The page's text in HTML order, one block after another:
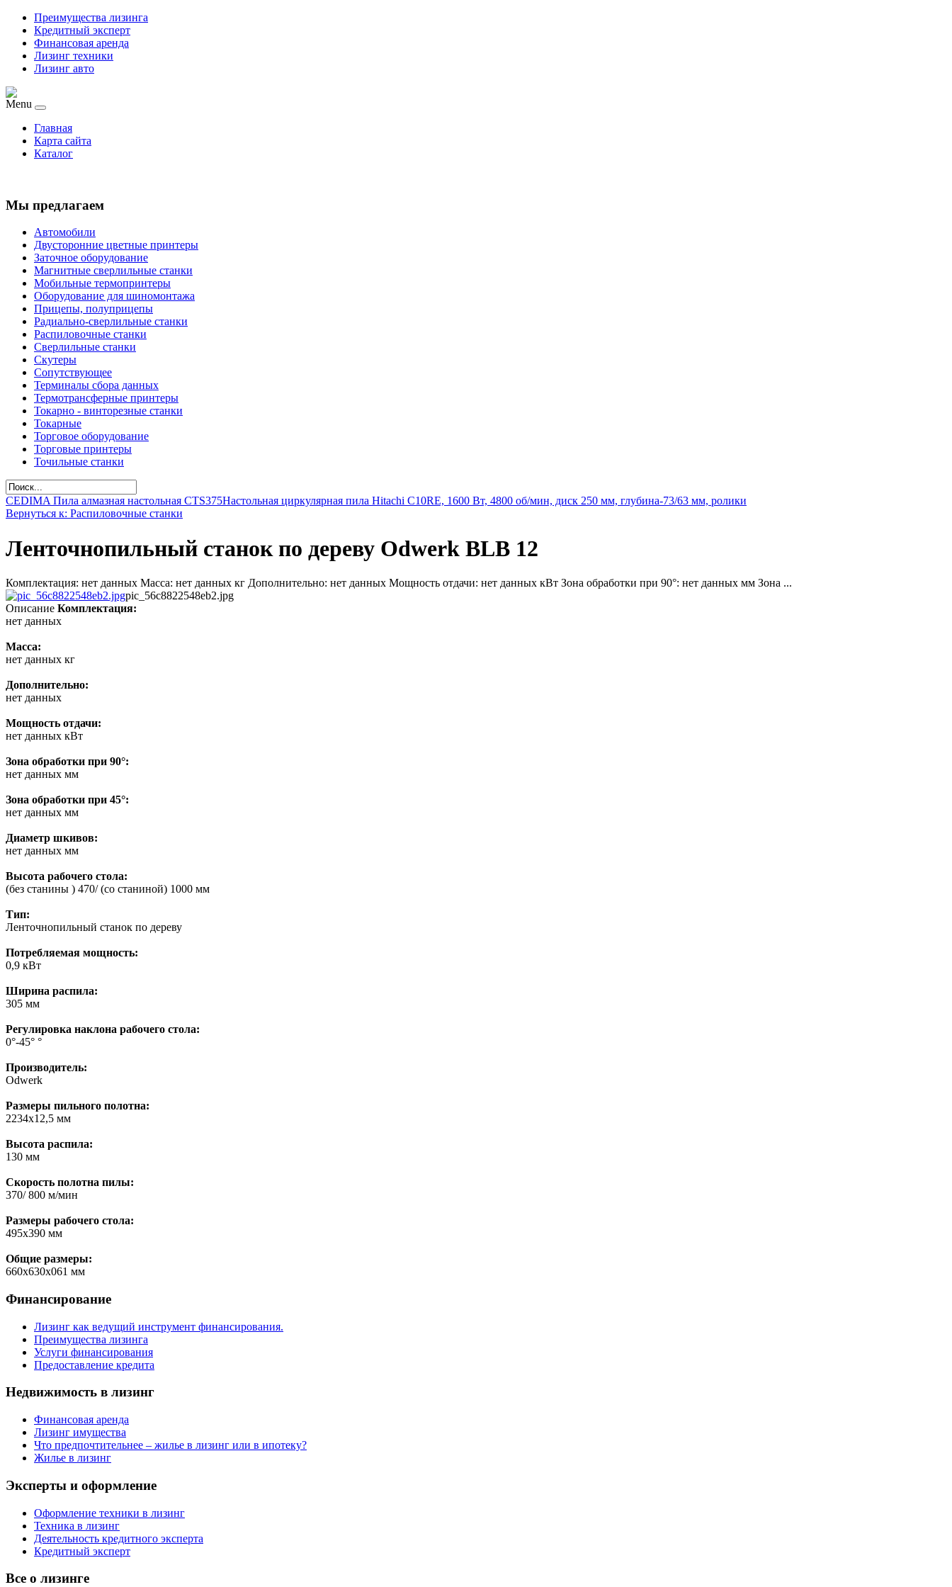
Преимущества лизинга
Кредитный эксперт
Финансовая аренда
Лизинг техники
Лизинг авто
Menu
Главная
Карта сайта
Каталог
Мы предлагаем
Автомобили
Двусторонние цветные принтеры
Заточное оборудование
Магнитные сверлильные станки
Мобильные термопринтеры
Оборудование для шиномонтажа
Прицепы, полуприцепы
Радиально-сверлильные станки
Распиловочные станки
Сверлильные станки
Скутеры
Сопутствующее
Терминалы сбора данных
Термотрансферные принтеры
Токарно - винторезные станки
Токарные
Торговое оборудование
Торговые принтеры
Точильные станки
CEDIMA Пила алмазная настольная CTS375Настольная циркулярная пила Hitachi C10RE, 1600 Вт, 4800 об/мин, диск 250 мм, глубина-73/63 мм, ролики
Вернуться к: Распиловочные станки
Ленточнопильный станок по дереву Odwerk BLB 12
Комплектация: нет данных Масса: нет данных кг Дополнительно: нет данных Мощность отдачи: нет данных кВт Зона обработки при 90°: нет данных мм Зона ...
pic_56c8822548eb2.jpg
Описание Комплектация:
нет данных
Масса:
нет данных кг
Дополнительно:
нет данных
Мощность отдачи:
нет данных кВт
Зона обработки при 90°:
нет данных мм
Зона обработки при 45°:
нет данных мм
Диаметр шкивов:
нет данных мм
Высота рабочего стола:
(без станины ) 470/ (со станиной) 1000 мм
Тип:
Ленточнопильный станок по дереву
Потребляемая мощность:
0,9 кВт
Ширина распила:
305 мм
Регулировка наклона рабочего стола:
0°-45° °
Производитель:
Odwerk
Размеры пильного полотна:
2234х12,5 мм
Высота распила:
130 мм
Скорость полотна пилы:
370/ 800 м/мин
Размеры рабочего стола:
495х390 мм
Общие размеры:
660х630х061 мм
Финансирование
Лизинг как ведущий инструмент финансирования.
Преимущества лизинга
Услуги финансирования
Предоставление кредита
Недвижимость в лизинг
Финансовая аренда
Лизинг имущества
Что предпочтительнее – жилье в лизинг или в ипотеку?
Жилье в лизинг
Эксперты и оформление
Оформление техники в лизинг
Техника в лизинг
Деятельность кредитного эксперта
Кредитный эксперт
Все о лизинге